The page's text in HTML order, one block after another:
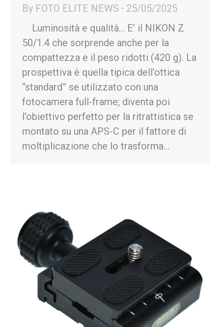
By FOTO ELITE NEWS
25/05/2025
Luminosità e qualità… E’ il NIKON Z
50/1.4 che sorprende anche per la
compattezza e il peso ridotti (420 g). La
prospettiva è quella tipica dell’ottica
“standard” se utilizzato con una
fotocamera full-frame; diventa poi
l’obiettivo perfetto per la ritrattistica se
montato su una APS-C per il fattore di
moltiplicazione che lo trasforma…